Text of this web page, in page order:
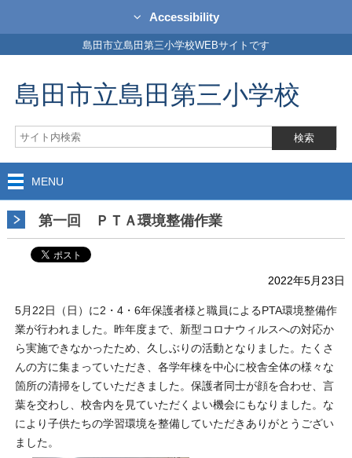
Accessibility
島田市立島田第三小学校WEBサイトです
島田市立島田第三小学校
MENU
第一回 ＰＴＡ環境整備作業
2022年5月23日
5月22日（日）に2・4・6年保護者様と職員によるPTA環境整備作
業が行われました。昨年度まで、新型コロナウィルスへの対応か
ら実施できなかったため、久しぶりの活動となりました。たくさ
んの方に集まっていただき、各学年棟を中心に校舎全体の様々な
箇所の清掃をしていただきました。保護者同士が顔を合わせ、言
葉を交わし、校舎内を見ていただくよい機会にもなりました。な
により子供たちの学習環境を整備していただきありがとうござい
ました。